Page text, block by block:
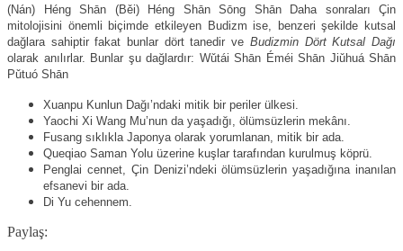
(Nán) Héng Shān (Běi) Héng Shān Sōng Shān Daha sonraları Çin
mitolojisini önemli biçimde etkileyen Budizm ise, benzeri şekilde kutsal
dağlara sahiptir fakat bunlar dört tanedir ve Budizmin Dört Kutsal Dağı
olarak anılırlar. Bunlar şu dağlardır: Wǔtái Shān Éméi Shān Jiǔhuá Shān
Pǔtuó Shān
Xuanpu Kunlun Dağı’ndaki mitik bir periler ülkesi.
Yaochi Xi Wang Mu’nun da yaşadığı, ölümsüzlerin mekânı.
Fusang sıklıkla Japonya olarak yorumlanan, mitik bir ada.
Queqiao Saman Yolu üzerine kuşlar tarafından kurulmuş köprü.
Penglai cennet, Çin Denizi’ndeki ölümsüzlerin yaşadığına inanılan
efsanevi bir ada.
Di Yu cehennem.
Paylaş: